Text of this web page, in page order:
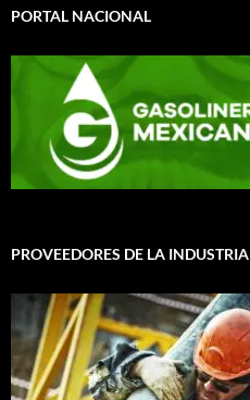
PORTAL NACIONAL
PROVEEDORES DE LA INDUSTRIA